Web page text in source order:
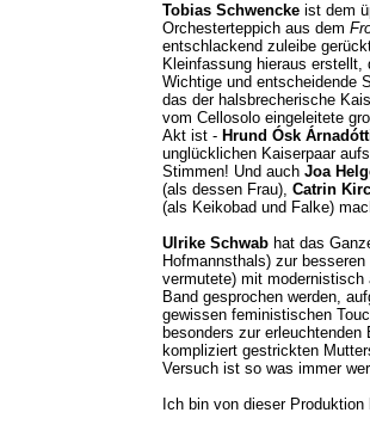
Tobias Schwenckeist dem
Orchesterteppich aus dem
entschlackend zuleibe
Kleinfassung hieraus
Wichtige und entscheidende
das der halsbrecherische
vom Cellosolo eingeleitete
Akt ist - Hrund Ósk
unglücklichen Kaiserpaar
Stimmen! Und auch Joa
(als dessen Frau), Catrin
(als Keikobad und Falke)
Ulrike Schwabhat das
Hofmannsthals) zur
vermutete) mit
Band gesprochen werden,
gewissen feministischen
besonders zur
kompliziert gestrickten
Versuch ist so was immer
Ich bin von dieser